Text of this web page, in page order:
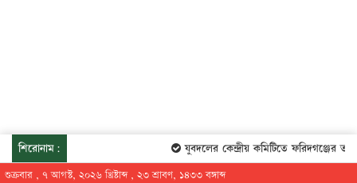
শিরোনাম: যুবদলের কেন্দ্রীয় কমিটিতে ফরিদগঞ্জের
শুক্রবার , ৭ আগস্ট, ২০২৬ খ্রিষ্টাব্দ , ২৩ শ্রাবণ, ১৪৩৩ বঙ্গাব্দ